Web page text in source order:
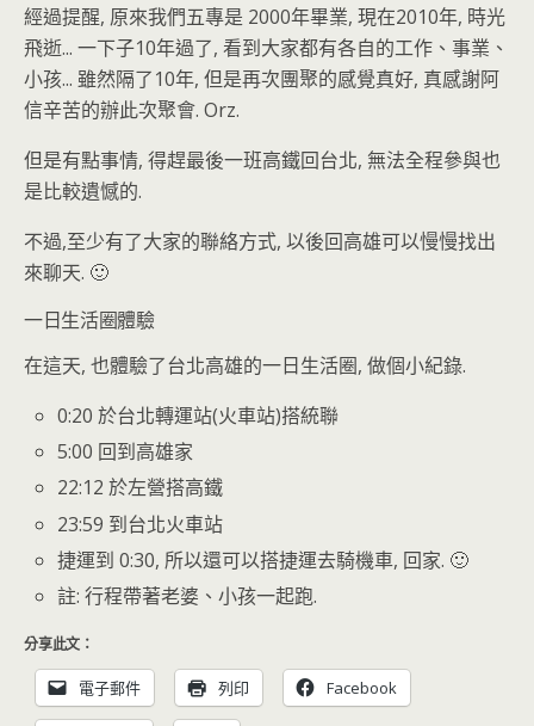
經過提醒, 原來我們五專是 2000年畢業, 現在2010年, 時光
飛逝... 一下子10年過了, 看到大家都有各自的工作、事業、
小孩... 雖然隔了10年, 但是再次團聚的感覺真好, 真感謝阿
信辛苦的辦此次聚會. Orz.
但是有點事情, 得趕最後一班高鐵回台北, 無法全程參與也
是比較遺憾的.
不過,至少有了大家的聯絡方式, 以後回高雄可以慢慢找出
來聊天. 🙂
一日生活圈體驗
在這天, 也體驗了台北高雄的一日生活圈, 做個小紀錄.
0:20 於台北轉運站(火車站)搭統聯
5:00 回到高雄家
22:12 於左營搭高鐵
23:59 到台北火車站
捷運到 0:30, 所以還可以搭捷運去騎機車, 回家. 🙂
註: 行程帶著老婆、小孩一起跑.
分享此文：
電子郵件 列印 Facebook